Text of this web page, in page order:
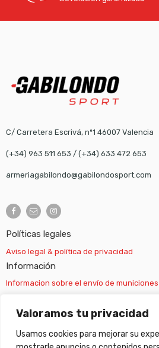
Valoramos tu privacidad
Usamos cookies para mejorar su
C/ Carretera Escrivá, nº1 46007 Valencia
(+34) 963 511 653 / (+34) 633 472 653
armeriagabilondo@gabilondosport.com
Políticas legales
Aviso legal & política de privacidad
Información
Informacion sobre el envío de municiones
Información sobre el envío de armas
Cambios y devoluciones